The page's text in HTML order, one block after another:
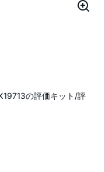
の評価キット/評